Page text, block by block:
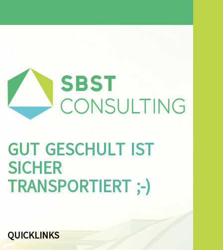
GUT GESCHULT IST
SICHER
TRANSPORTIERT ;-)
QUICKLINKS